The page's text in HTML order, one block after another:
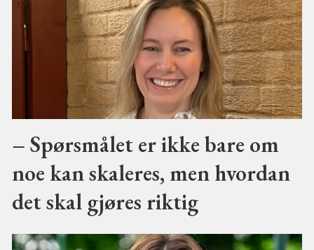
– Spørsmålet er ikke bare om
noe kan skaleres, men hvordan
det skal gjøres riktig